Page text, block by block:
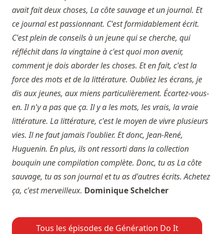
avait fait deux choses, La côte sauvage et un journal. Et
ce journal est passionnant. C'est formidablement écrit.
C'est plein de conseils à un jeune qui se cherche, qui
réfléchit dans la vingtaine à c'est quoi mon avenir,
comment je dois aborder les choses. Et en fait, c'est la
force des mots et de la littérature. Oubliez les écrans, je
dis aux jeunes, aux miens particulièrement. Écartez-vous-
en. Il n'y a pas que ça. Il y a les mots, les vrais, la vraie
littérature. La littérature, c'est le moyen de vivre plusieurs
vies. Il ne faut jamais l'oublier. Et donc, Jean-René,
Huguenin. En plus, ils ont ressorti dans la collection
bouquin une compilation complète. Donc, tu as La côte
sauvage, tu as son journal et tu as d'autres écrits. Achetez
ça, c'est merveilleux. Dominique Schelcher
Tous les épisodes de Génération Do It